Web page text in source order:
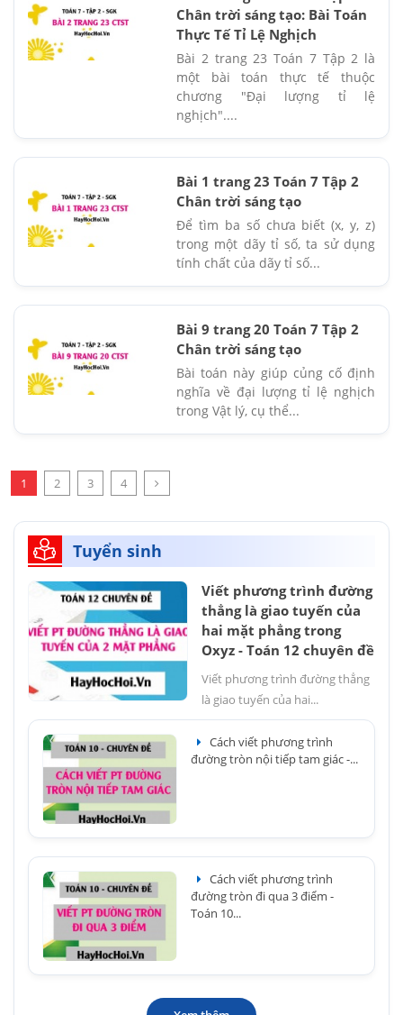
Chân trời sáng tạo: Bài Toán
Thực Tế Tỉ Lệ Nghịch
Bài 2 trang 23 Toán 7 Tập 2 là
một bài toán thực tế thuộc
chương "Đại lượng tỉ lệ
nghịch"....
Bài 1 trang 23 Toán 7 Tập 2
Chân trời sáng tạo
Để tìm ba số chưa biết (x, y, z)
trong một dãy tỉ số, ta sử dụng
tính chất của dãy tỉ số...
Bài 9 trang 20 Toán 7 Tập 2
Chân trời sáng tạo
Bài toán này giúp củng cố định
nghĩa về đại lượng tỉ lệ nghịch
trong Vật lý, cụ thể...
1 2 3 4
Tuyển sinh
Viết phương trình đường
thẳng là giao tuyến của
hai mặt phẳng trong
Oxyz - Toán 12 chuyên đề
Viết phương trình đường thẳng
là giao tuyến của hai...
Cách viết phương trình
đường tròn nội tiếp tam giác -...
Cách viết phương trình
đường tròn đi qua 3 điểm -
Toán 10...